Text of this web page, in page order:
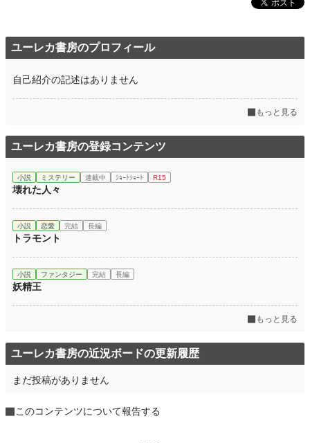
初回公開日時 2023.03.04 20:00
初回完結日時 2023.03.09 22:37
週間ポイント 42 pt (48,661 位)
年間ポイント 42 pt (161,157 位)
累計ポイント 3,354 pt (142,632 位)
ユーレカ書房のプロフィール
自己紹介の記述はありません
もっと見る
ユーレカ書房の登録コンテンツ
小説 ミステリー 連載中 ｼｮｰﾄｼｮｰﾄ R15
壊れた人々
小説 恋愛 完結 長編
トラモント
小説 ファンタジー 完結 長編
妖精王
もっと見る
ユーレカ書房の近況ボードの更新履歴
まだ投稿がありません
このコンテンツについて報告する